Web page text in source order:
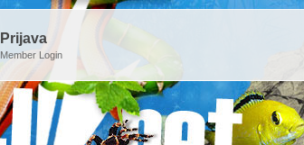
Prijava
Member Login